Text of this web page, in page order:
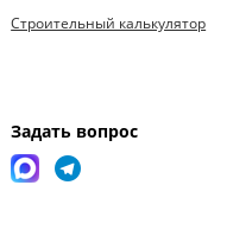
Строительный калькулятор
Задать вопрос